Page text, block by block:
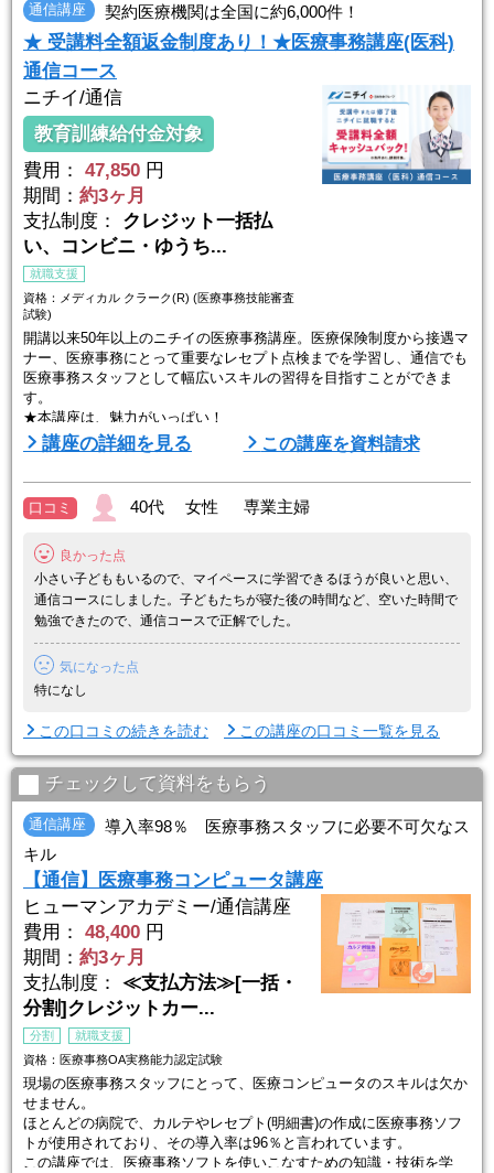
添削や質問対応も充実しており、疑問を解消しながら学習を進められ
るのも安心ポ ...
通信講座 契約医療機関は全国に約6,000件！
★ 受講料全額返金制度あり！★医療事務講座(医科)
通信コース
ニチイ/通信
教育訓練給付金対象
費用：
47,850 円
期間： 約3ヶ月
支払制度： クレジット一括払
い、コンビニ・ゆうち...
就職支援
資格：メディカル クラーク(R) (医療事務技能審査
試験)
開講以来50年以上のニチイの医療事務講座。医療保険制度から接遇マ
ナー、医療事務にとって重要なレセプト点検までを学習し、通信でも
医療事務スタッフとして幅広いスキルの習得を目指すことができま
す。
★本講座は、魅力がいっぱい！
・ポイント動画の視聴やWEBで閲覧できる教材も！質問もオンラ
インで可能！
・一人ひとりに丁寧な就職サポート実施！
さあ、具体的に紹介します。
【ポイント１】学びやすい工夫がいっぱい！
●WEBでも閲覧できるオリジナル教材
わかり ...
講座の詳細を見る この講座を資料請求
口コミ 40代 女性 専業主婦
良かった点
小さい子どももいるので、マイペースに学習できるほうが良いと思い、
通信コースにしました。子どもたちが寝た後の時間など、空いた時間で
勉強できたので、通信コースで正解でした。
気になった点
特になし
この口コミの続きを読む この講座の口コミ一覧を見る
チェックして資料をもらう
通信講座
導入率98％ 医療事務スタッフに必要不可欠なス
キル
【通信】医療事務コンピュータ講座
ヒューマンアカデミー/通信講座
費用：
48,400 円
期間： 約3ヶ月
支払制度： ≪支払方法≫[一括・
分割]クレジットカー...
分割
就職支援
資格：医療事務OA実務能力認定試験
現場の医療事務スタッフにとって、医療コンピュータのスキルは欠か
せません。
ほとんどの病院で、カルテやレセプト(明細書)の作成に医療事務ソフ
トが使用されており、その導入率は96％と言われています。
この講座では、医療事務ソフトを使いこなすための知識・技術を学